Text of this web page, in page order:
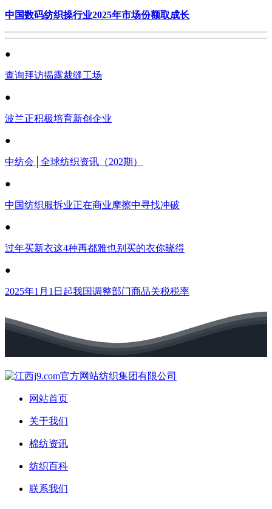
中国数码纺织操行业2025年市场份额取成长
●
查询拜访揭露裁缝工场
●
波兰正积极培育新创企业
●
中纺会│全球纺织资讯（202期）
●
中国纺织服拆业正在商业摩擦中寻找冲破
●
过年买新衣这4种再都雅也别买的衣你晓得
●
2025年1月1日起我国调整部门商品关税税率
网站首页
关于我们
棉纺资讯
纺织百科
联系我们